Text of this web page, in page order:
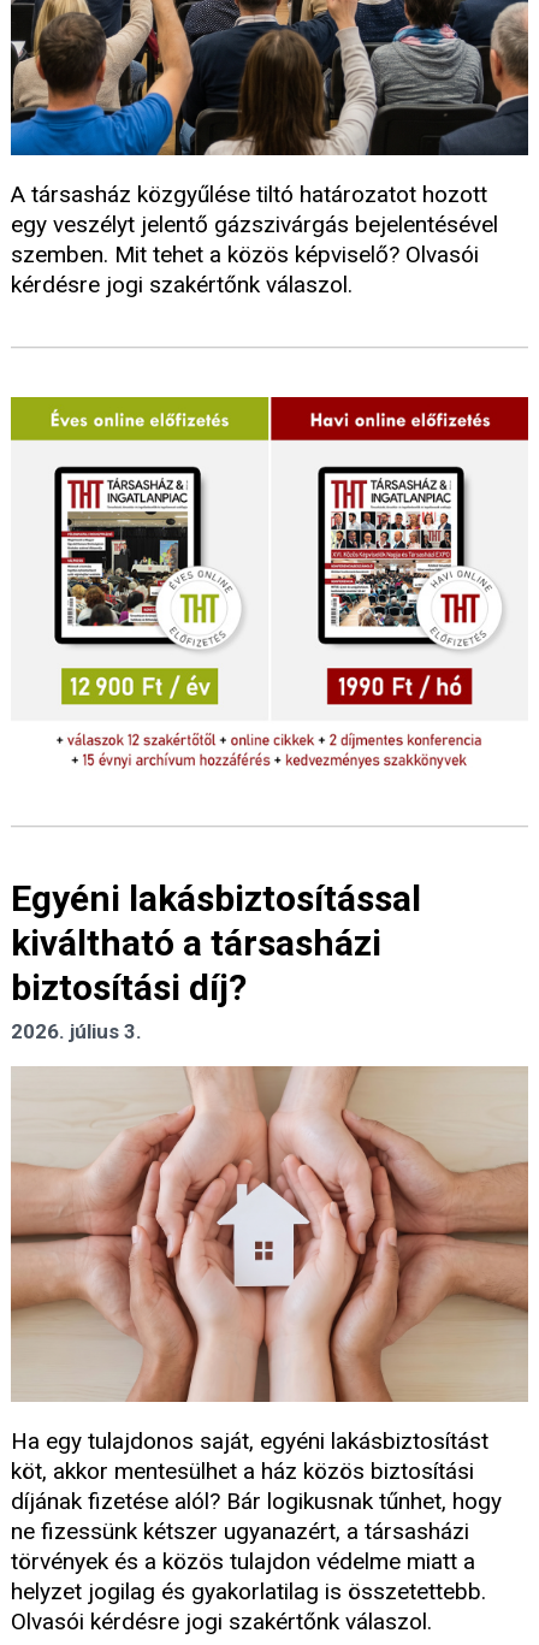
A társasház közgyűlése tiltó határozatot hozott
egy veszélyt jelentő gázszivárgás bejelentésével
szemben. Mit tehet a közös képviselő? Olvasói
kérdésre jogi szakértőnk válaszol.
Egyéni lakásbiztosítással
kiváltható a társasházi
biztosítási díj?
2026. július 3.
Ha egy tulajdonos saját, egyéni lakásbiztosítást
köt, akkor mentesülhet a ház közös biztosítási
díjának fizetése alól? Bár logikusnak tűnhet, hogy
ne fizessünk kétszer ugyanazért, a társasházi
törvények és a közös tulajdon védelme miatt a
helyzet jogilag és gyakorlatilag is összetettebb.
Olvasói kérdésre jogi szakértőnk válaszol.